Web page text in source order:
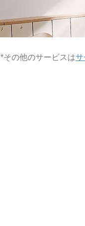
​*その他のサービスはサ